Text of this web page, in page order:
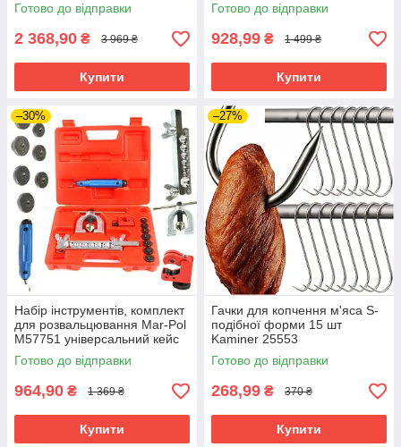
Готово до відправки
2 368,90 ₴ 3 969 ₴
Купити
Готово до відправки
928,99 ₴ 1 499 ₴
Купити
–30%
Набір інструментів, комплект
для розвальцювання Mar-Pol
M57751 універсальний кейс
Готово до відправки
964,90 ₴ 1 369 ₴
Купити
–27%
Гачки для копчення м'яса S-
подібної форми 15 шт
Kaminer 25553
Готово до відправки
268,99 ₴ 370 ₴
Купити